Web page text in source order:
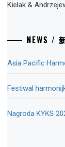
Kielak &
NEWS /
Asia Pacific
Festiwal
Nagroda KYKS